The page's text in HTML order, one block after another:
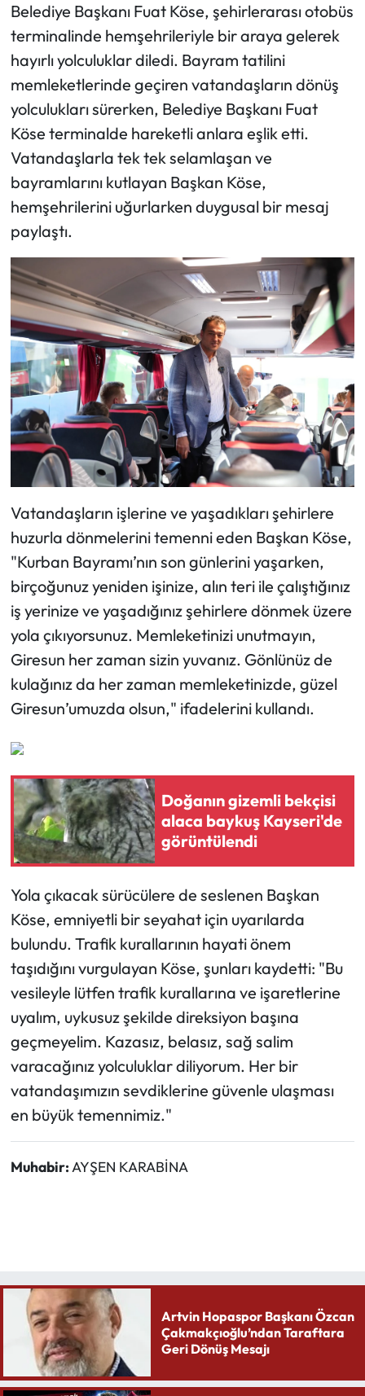
Belediye Başkanı Fuat Köse, şehirlerarası otobüs
terminalinde hemşehrileriyle bir araya gelerek
hayırlı yolculuklar diledi. Bayram tatilini
memleketlerinde geçiren vatandaşların dönüş
yolculukları sürerken, Belediye Başkanı Fuat
Köse terminalde hareketli anlara eşlik etti.
Vatandaşlarla tek tek selamlaşan ve
bayramlarını kutlayan Başkan Köse,
hemşehrilerini uğurlarken duygusal bir mesaj
paylaştı.
Vatandaşların işlerine ve yaşadıkları şehirlere
huzurla dönmelerini temenni eden Başkan Köse,
"Kurban Bayramı’nın son günlerini yaşarken,
birçoğunuz yeniden işinize, alın teri ile çalıştığınız
iş yerinize ve yaşadığınız şehirlere dönmek üzere
yola çıkıyorsunuz. Memleketinizi unutmayın,
Giresun her zaman sizin yuvanız. Gönlünüz de
kulağınız da her zaman memleketinizde, güzel
Giresun’umuzda olsun," ifadelerini kullandı.
Doğanın gizemli bekçisi
alaca baykuş Kayseri'de
görüntülendi
Yola çıkacak sürücülere de seslenen Başkan
Köse, emniyetli bir seyahat için uyarılarda
bulundu. Trafik kurallarının hayati önem
taşıdığını vurgulayan Köse, şunları kaydetti: "Bu
vesileyle lütfen trafik kurallarına ve işaretlerine
uyalım, uykusuz şekilde direksiyon başına
geçmeyelim. Kazasız, belasız, sağ salim
varacağınız yolculuklar diliyorum. Her bir
vatandaşımızın sevdiklerine güvenle ulaşması
en büyük temennimiz."
Muhabir:AYŞEN KARABİNA
Artvin Hopaspor Başkanı Özcan
Çakmakçıoğlu’ndan Taraftara
Geri Dönüş Mesajı
Sağlık
Turizm
Teknoloji